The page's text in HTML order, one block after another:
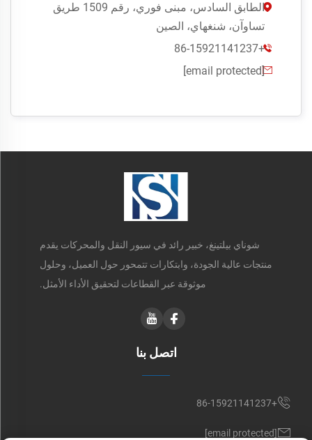

الطابق السادس، مبنى فوري، رقم 1509 طريق
تساوآن، شنغهاي، الصين

+86-15921141237

[email protected]
شوناي بيلتينغ، خبير رائد في سيور النقل والمحركات يقدم
منتجات عالية الجودة، وابتكارات تتمحور حول العميل، وحلول
موثوقة عبر القطاعات لتحقيق الأداء الأمثل.
اتصل بنا
+86-15921141237
[email protected]